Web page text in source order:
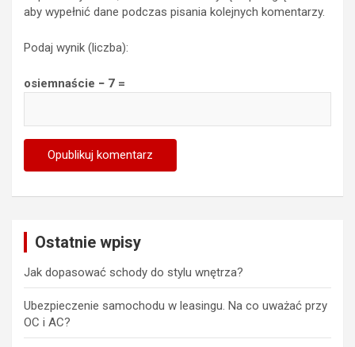
aby wypełnić dane podczas pisania kolejnych komentarzy.
Podaj wynik (liczba):
osiemnaście − 7 =
Ostatnie wpisy
Jak dopasować schody do stylu wnętrza?
Ubezpieczenie samochodu w leasingu. Na co uważać przy
OC i AC?